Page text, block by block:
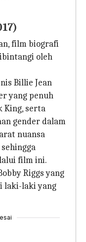
film biografi
oleh
Billie Jean
yang penuh
King, serta
gender dalam
nuansa
film ini.
Riggs yang
laki-laki yang